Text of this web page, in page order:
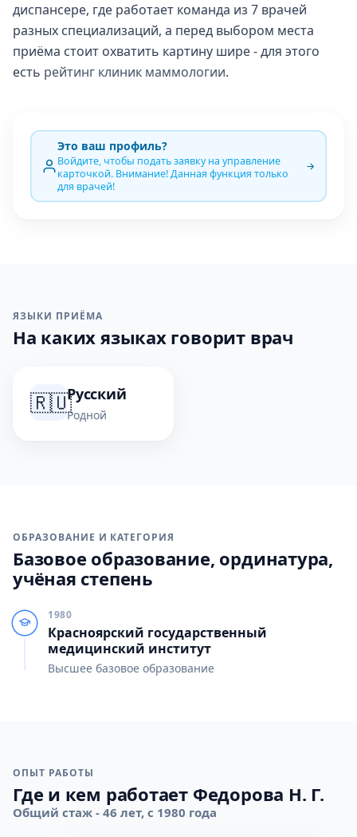
диспансере, где работает команда из 7 врачей
разных специализаций, а перед выбором места
приёма стоит охватить картину шире - для этого
есть рейтинг клиник маммологии.
Это ваш профиль?
Войдите, чтобы подать заявку на управление
карточкой. Внимание! Данная функция только
для врачей!
ЯЗЫКИ ПРИЁМА
На каких языках говорит врач
🇷🇺Русский
Родной
ОБРАЗОВАНИЕ И КАТЕГОРИЯ
Базовое образование, ординатура,
учёная степень
1980
Красноярский государственный
медицинский институт
Высшее базовое образование
ОПЫТ РАБОТЫ
Где и кем работает Федорова Н. Г.
Общий стаж - 46 лет, с 1980 года